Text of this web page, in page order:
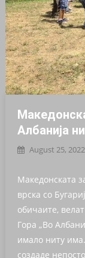
Албанија
August 25, 2022
Македонската
врска со
обичаите,
Гора „Во
имало ниту
создаде